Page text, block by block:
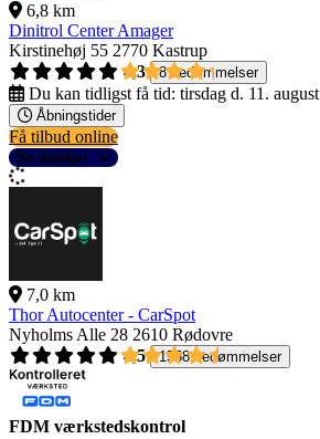
6,8 km
Dinitrol Center Amager
Kirstinehøj 55 2770 Kastrup
4,3
8 bedømmelser
Du kan tidligst få tid: tirsdag d. 11. august
Åbningstider
Få tilbud online
Se detaljer
7,0 km
Thor Autocenter - CarSpot
Nyholms Alle 28 2610 Rødovre
4,5
1558 bedømmelser
FDM værkstedskontrol